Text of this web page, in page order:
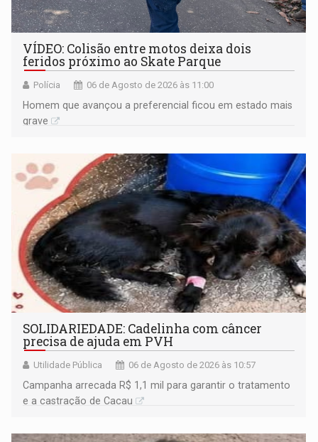
VÍDEO: Colisão entre motos deixa dois
feridos próximo ao Skate Parque
Polícia 06 de Agosto de 2026 às 11:00
Homem que avançou a preferencial ficou em estado mais
grave
SOLIDARIEDADE: Cadelinha com câncer
precisa de ajuda em PVH
Utilidade Pública 06 de Agosto de 2026 às 10:57
Campanha arrecada R$ 1,1 mil para garantir o tratamento
e a castração de Cacau